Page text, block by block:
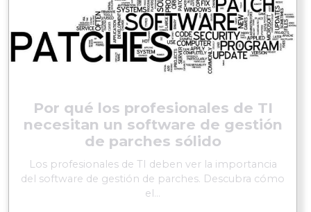
Por qué los profesionales de TI
necesitan un software de gestión
de parches sólido
Los profesionales de TI deben ver la importancia
del software de gestión de parches. Descubra cómo
el...